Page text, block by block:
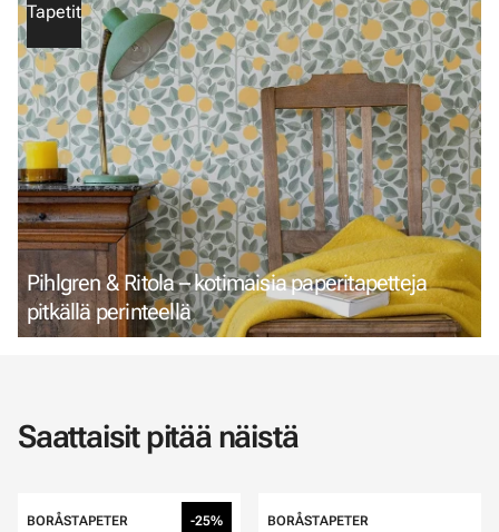
Tapetit
Pihlgren & Ritola – kotimaisia paperitapetteja
pitkällä perinteellä
Saattaisit pitää näistä
BORÅSTAPETER -25% BORÅSTAPETER